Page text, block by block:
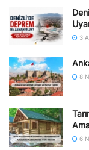
3
8
6